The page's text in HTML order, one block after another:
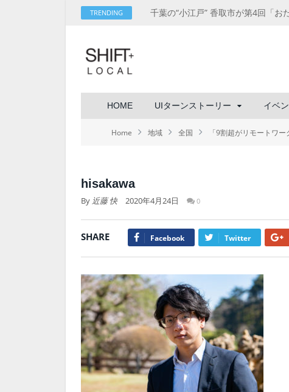
TRENDING
HOME UIターンストーリー イベ
Home 地域 全国 「9割超がリモートワ
hisakawa
By 近藤 快 2020年4月24日 0
SHARE Facebook Twitter